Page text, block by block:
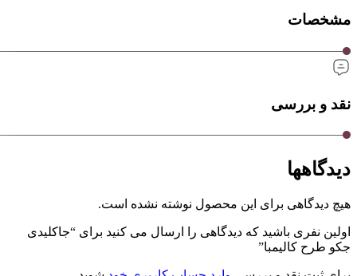
مشخصات
نقد و بررسی
دیدگاهها
هیچ دیدگاهی برای این محصول نوشته نشده است.
اولین نفری باشید که دیدگاهی را ارسال می کنید برای “جاکلیدی
جکو طرح کالیمبا”